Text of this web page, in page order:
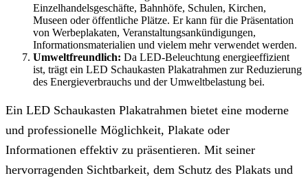
Einzelhandelsgeschäfte, Bahnhöfe, Schulen, Kirchen,
Museen oder öffentliche Plätze. Er kann für die Präsentation
von Werbeplakaten, Veranstaltungsankündigungen,
Informationsmaterialien und vielem mehr verwendet werden.
Umweltfreundlich: Da LED-Beleuchtung energieeffizient
ist, trägt ein LED Schaukasten Plakatrahmen zur Reduzierung
des Energieverbrauchs und der Umweltbelastung bei.
Ein LED Schaukasten Plakatrahmen bietet eine moderne
und professionelle Möglichkeit, Plakate oder
Informationen effektiv zu präsentieren. Mit seiner
hervorragenden Sichtbarkeit, dem Schutz des Plakats und